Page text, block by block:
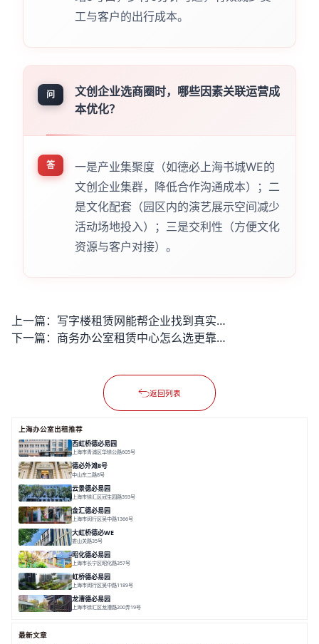
工与客户的出行成本。
问
文创企业选商圈时，哪些因素关联运营成
本优化？
答
一是产业集聚度（如德必上海书城WE的
文创企业集群，降低合作沟通成本）；二
是文化配套（园区内的演艺展示空间减少
活动场地投入）；三是交利性（方便文化
资源与客户对接）。
上一篇：
写字楼租赁网能帮企业找到真实无套路、高匹配的办公房源吗？
下一篇：
商务办公室租赁中心怎么选更靠谱？能解决企业哪些办公核心痛点？
返回列表
上海办公室出租推荐
西虹桥德必易园
上海市青浦区华徐公路605号
德必外滩8号
中山东二路8号
云景德必易园
上海市徐汇区冠生园路393号
金汇德必易园
上海市闵行区吴中路1366号
大虹桥德必WE
娄山关路35号
昭化德必易园
上海市长宁区昭化路357号
虹桥德必易园
上海市闵行区吴中路1189号
龙漕德必易园
上海市徐汇区龙漕路200弄19号
最新文章